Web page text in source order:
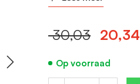
20,34
30,03
Op voorraad
Breedte in